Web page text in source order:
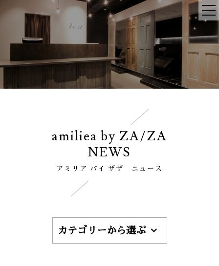
amiliea by ZA/ZA
NEWS
アミリア バイ ザザ ニュース
カテゴリーから選ぶ